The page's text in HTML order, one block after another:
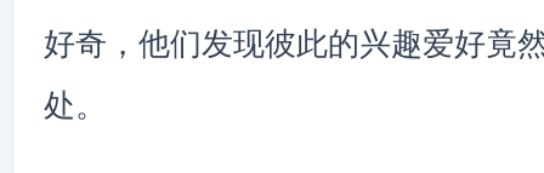
好奇，他们发现彼此的兴趣爱好竟
处。